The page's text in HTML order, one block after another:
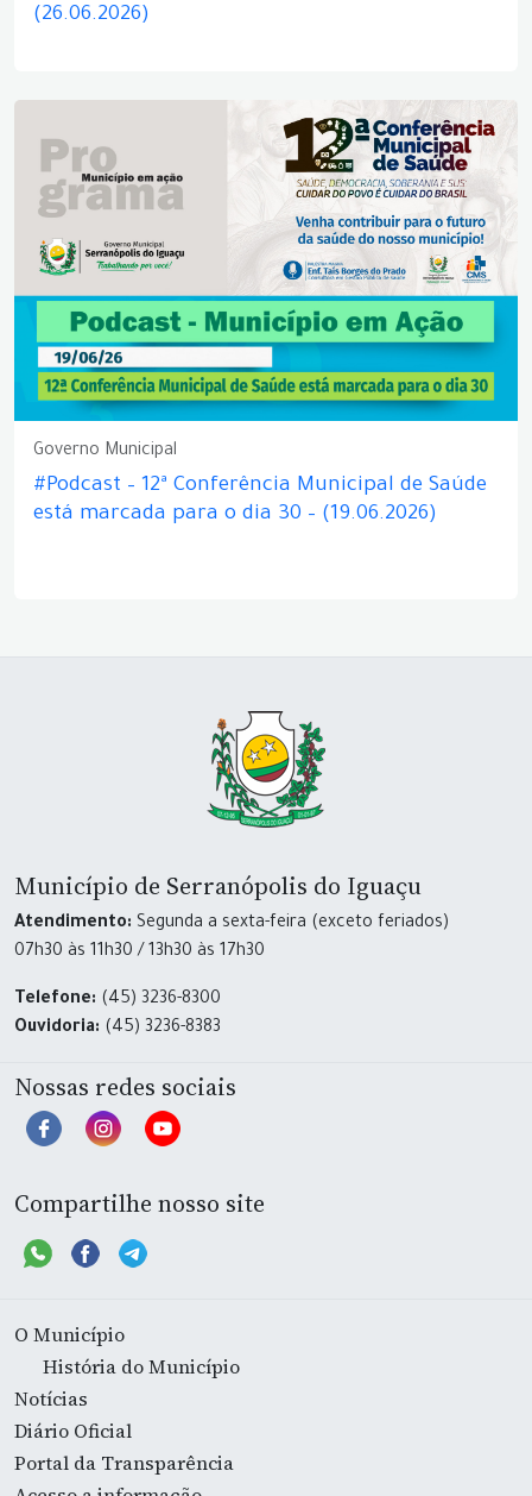
(26.06.2026)
Governo Municipal
#Podcast – 12ª Conferência Municipal de Saúde
está marcada para o dia 30 – (19.06.2026)
Município de Serranópolis do Iguaçu
Atendimento: Segunda a sexta-feira (exceto feriados)
07h30 às 11h30 / 13h30 às 17h30
Telefone: (45) 3236-8300
Ouvidoria: (45) 3236-8383
Nossas redes sociais
Compartilhe nosso site
O Município
História do Município
Notícias
Diário Oficial
Portal da Transparência